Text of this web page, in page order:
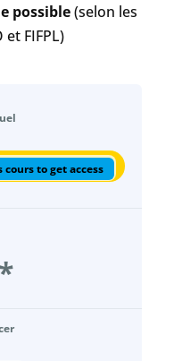
possible(selon les
FIFPL)
to get access